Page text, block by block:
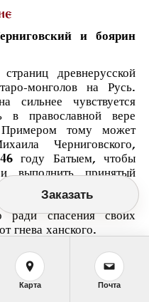
и боярин
древнерусской
монголов на Русь.
сильнее чувствуется
в православной вере
тому может
Черниговского,
году Батыем, чтобы
выполнить принятый
должны были пройти
солнцу и истуканам.
ради спасения своих
гнева ханского.
с мужеством отвечал
кланяться твари и
выбор либо
Заказать
Карта Почта